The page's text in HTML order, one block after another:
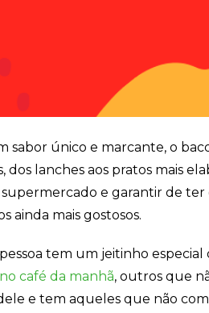
sabor único e marcante, o
dos lanches aos pratos mais
supermercado e garantir de
ainda mais gostosos.
pessoa tem um jeitinho
café da manhã, outros que
e tem aqueles que não